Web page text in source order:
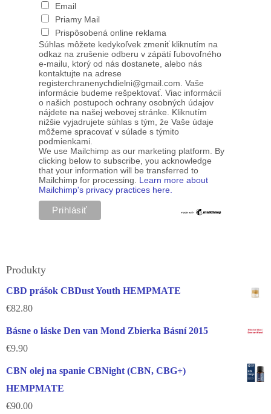
Email
Priamy Mail
Prispôsobená online reklama
Súhlas môžete kedykoľvek zmeniť kliknutím na
odkaz na zrušenie odberu v zápätí ľubovoľného
e-mailu, ktorý od nás dostanete, alebo nás
kontaktujte na adrese
registerchranenychdielni@gmail.com. Vaše
informácie budeme rešpektovať. Viac informácií
o našich postupoch ochrany osobných údajov
nájdete na našej webovej stránke. Kliknutím
nižšie vyjadrujete súhlas s tým, že Vaše údaje
môžeme spracovať v súlade s týmito
podmienkami.
We use Mailchimp as our marketing platform. By
clicking below to subscribe, you acknowledge
that your information will be transferred to
Mailchimp for processing. Learn more about
Mailchimp's privacy practices here.
Produkty
CBD prášok CBDust Youth HEMPMATE
€82.80
Básne o láske Den van Mond Zbierka Básní 2015
€9.90
CBN olej na spanie CBNight (CBN, CBG+)
HEMPMATE
€90.00